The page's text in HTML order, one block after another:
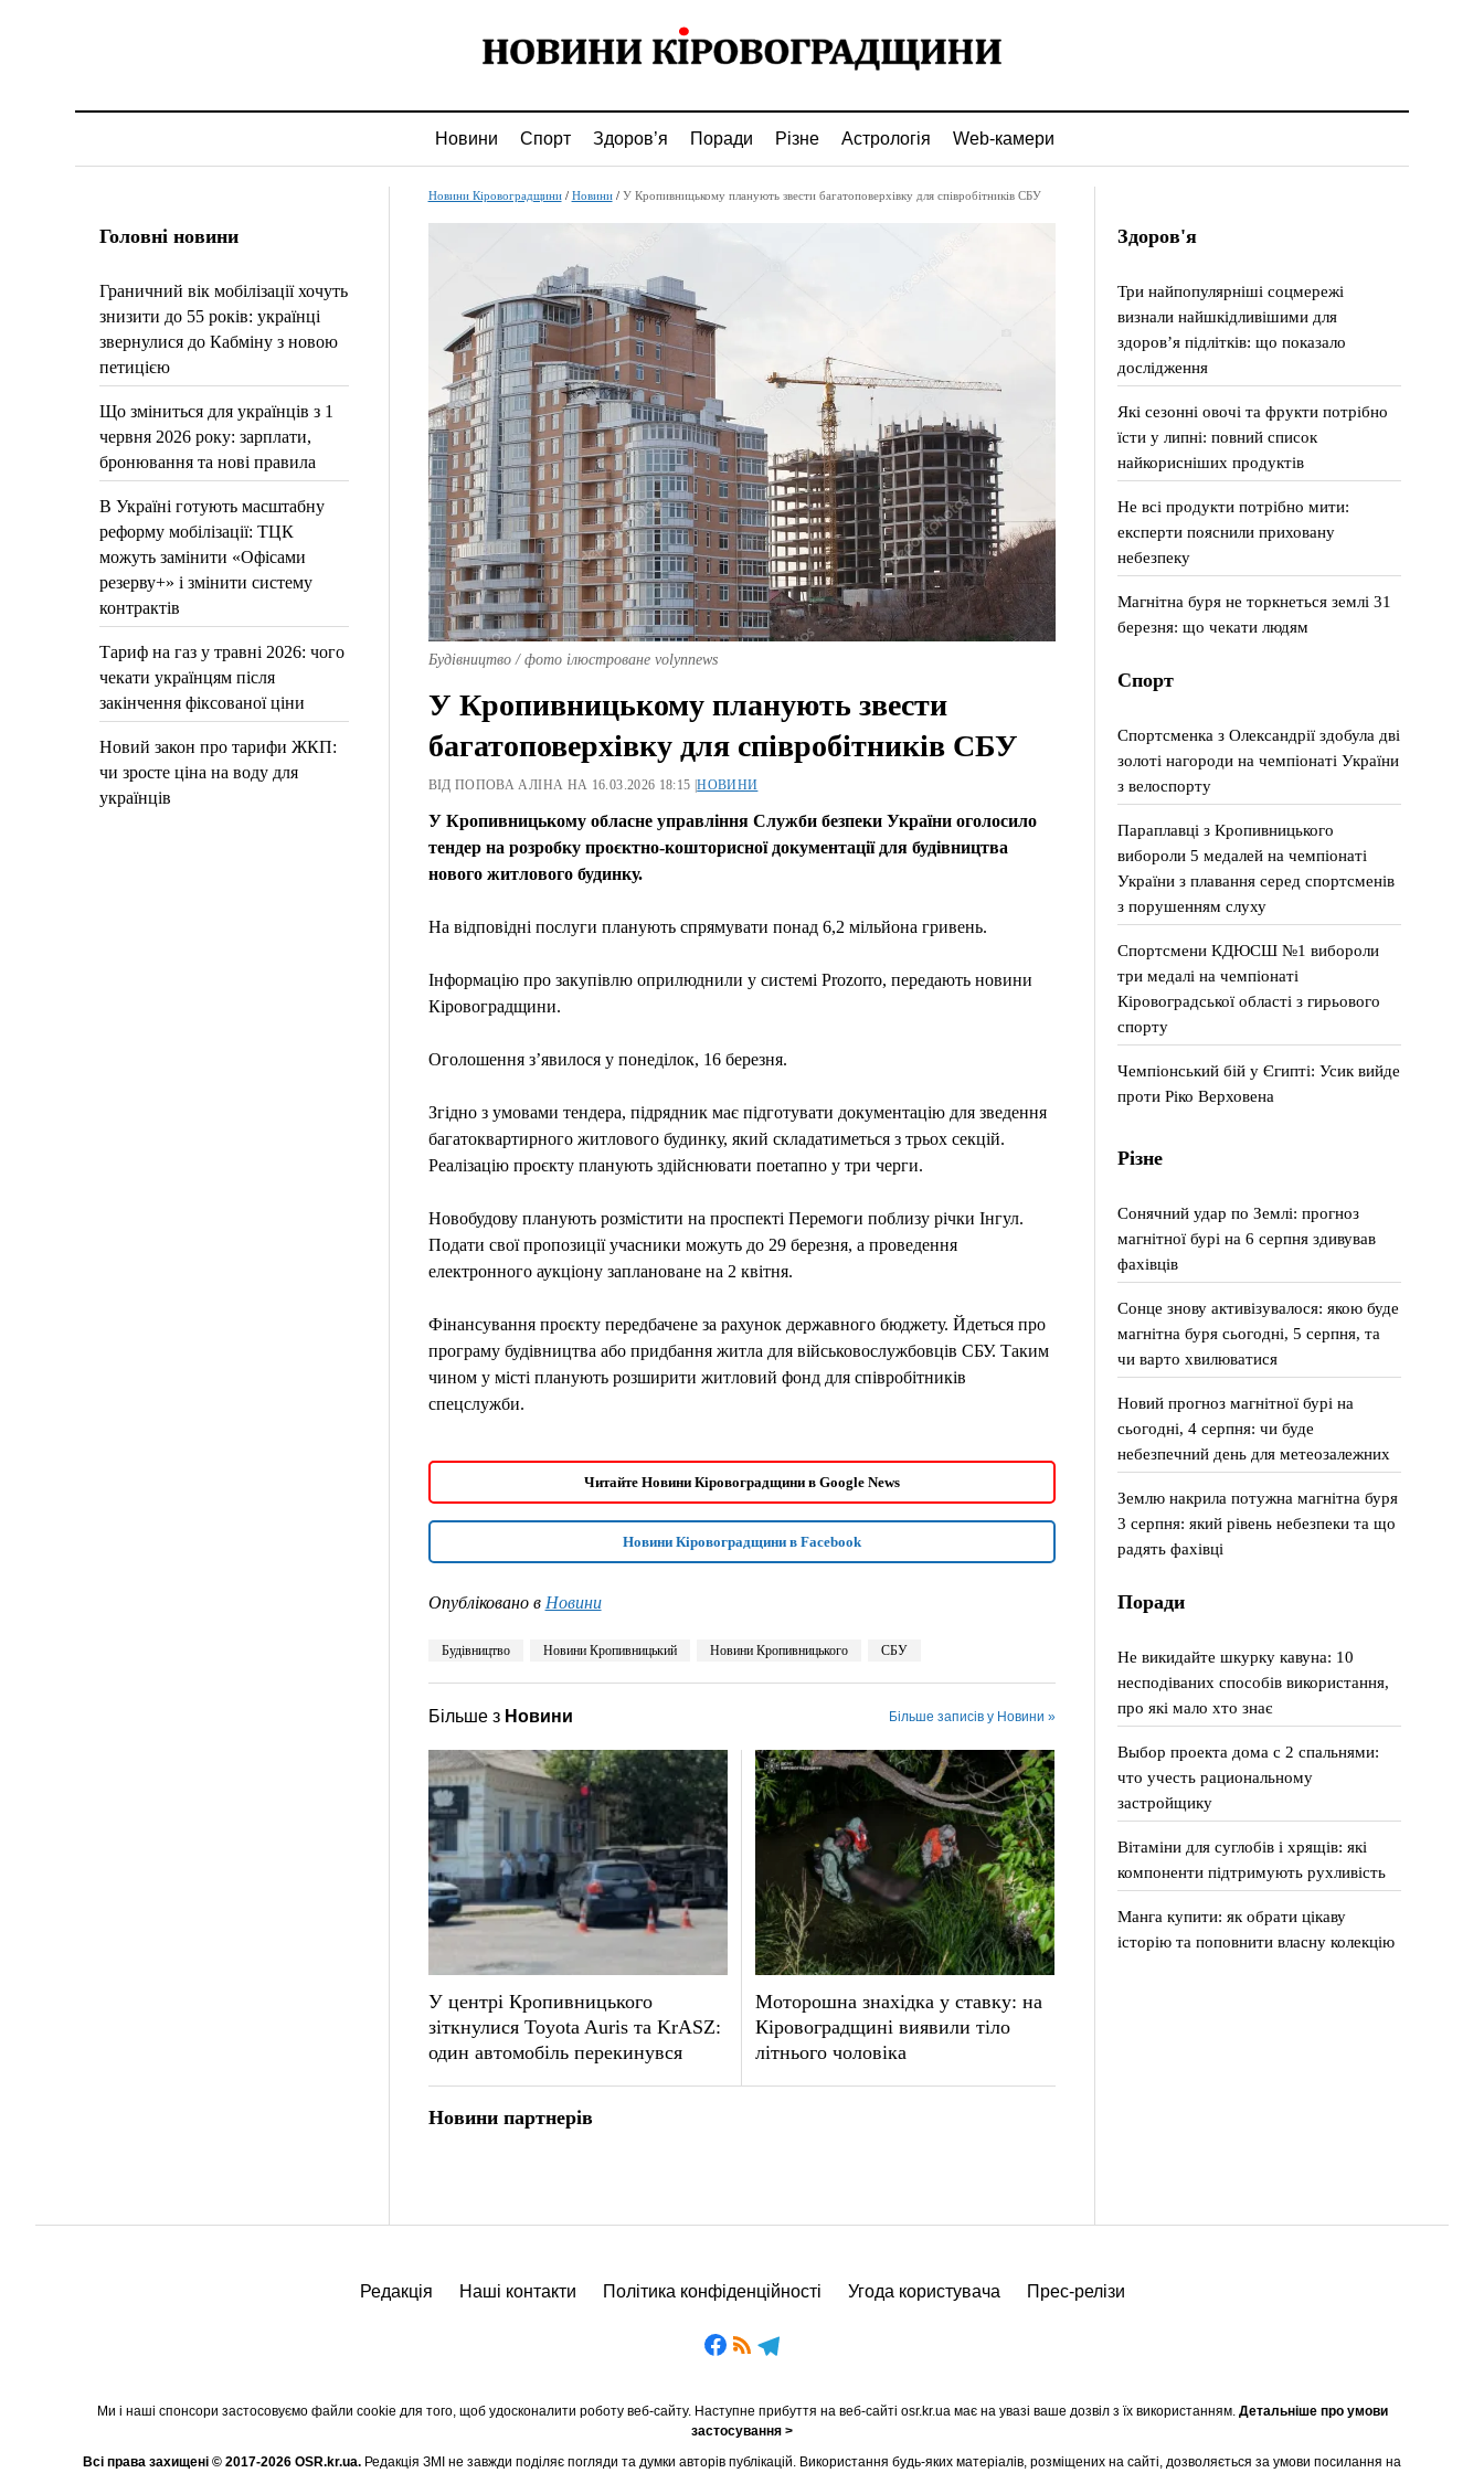
Новини Спорт Здоров’я Поради Різне Астрологія Web-камери
Головні новини
Граничний вік мобілізації хочуть
знизити до 55 років: українці
звернулися до Кабміну з новою
петицією
Що зміниться для українців з 1
червня 2026 року: зарплати,
бронювання та нові правила
В Україні готують масштабну
реформу мобілізації: ТЦК
можуть замінити «Офісами
резерву+» і змінити систему
контрактів
Тариф на газ у травні 2026: чого
чекати українцям після
закінчення фіксованої ціни
Новий закон про тарифи ЖКП:
чи зросте ціна на воду для
українців
Новини Кіровоградщини/ Новини/ У Кропивницькому планують звести багатоповерхівку для співробітників СБУ
Будівництво / фото ілюстроване volynnews
У Кропивницькому планують звести
багатоповерхівку для співробітників СБУ
ВІД ПОПОВА АЛІНА НА 16.03.2026 18:15 |НОВИНИ
У Кропивницькому обласне управління Служби безпеки України оголосило
тендер на розробку проєктно-кошторисної документації для будівництва
нового житлового будинку.
На відповідні послуги планують спрямувати понад 6,2 мільйона гривень.
Інформацію про закупівлю оприлюднили у системі Prozorro, передають новини
Кіровоградщини.
Оголошення з’явилося у понеділок, 16 березня.
Згідно з умовами тендера, підрядник має підготувати документацію для зведення
багатоквартирного житлового будинку, який складатиметься з трьох секцій.
Реалізацію проєкту планують здійснювати поетапно у три черги.
Новобудову планують розмістити на проспекті Перемоги поблизу річки Інгул.
Подати свої пропозиції учасники можуть до 29 березня, а проведення
електронного аукціону заплановане на 2 квітня.
Фінансування проєкту передбачене за рахунок державного бюджету. Йдеться про
програму будівництва або придбання житла для військовослужбовців СБУ. Таким
чином у місті планують розширити житловий фонд для співробітників
спецслужби.
Читайте Новини Кіровоградщини в Google News
Новини Кіровоградщини в Facebook
Опубліковано в Новини
Будівництво Новини Кропивницький Новини Кропивницького СБУ
Більше з Новини Більше записів у Новини »
У центрі Кропивницького
зіткнулися Toyota Auris та KrASZ:
один автомобіль перекинувся
Моторошна знахідка у ставку: на
Кіровоградщині виявили тіло
літнього чоловіка
Новини партнерів
Здоров'я
Три найпопулярніші соцмережі
визнали найшкідливішими для
здоров’я підлітків: що показало
дослідження
Які сезонні овочі та фрукти потрібно
їсти у липні: повний список
найкорисніших продуктів
Не всі продукти потрібно мити:
експерти пояснили приховану
небезпеку
Магнітна буря не торкнеться землі 31
березня: що чекати людям
Спорт
Спортсменка з Олександрії здобула дві
золоті нагороди на чемпіонаті України
з велоспорту
Параплавці з Кропивницького
вибороли 5 медалей на чемпіонаті
України з плавання серед спортсменів
з порушенням слуху
Спортсмени КДЮСШ №1 вибороли
три медалі на чемпіонаті
Кіровоградської області з гирьового
спорту
Чемпіонський бій у Єгипті: Усик вийде
проти Ріко Верховена
Різне
Сонячний удар по Землі: прогноз
магнітної бурі на 6 серпня здивував
фахівців
Сонце знову активізувалося: якою буде
магнітна буря сьогодні, 5 серпня, та
чи варто хвилюватися
Новий прогноз магнітної бурі на
сьогодні, 4 серпня: чи буде
небезпечний день для метеозалежних
Землю накрила потужна магнітна буря
3 серпня: який рівень небезпеки та що
радять фахівці
Поради
Не викидайте шкурку кавуна: 10
несподіваних способів використання,
про які мало хто знає
Выбор проекта дома с 2 спальнями:
что учесть рациональному
застройщику
Вітаміни для суглобів і хрящів: які
компоненти підтримують рухливість
Манга купити: як обрати цікаву
історію та поповнити власну колекцію
Редакція Наші контакти Політика конфіденційності Угода користувача Прес-релізи
Ми і наші спонсори застосовуємо файли cookie для того, щоб удосконалити роботу веб-сайту. Наступне прибуття на веб-сайті osr.kr.ua має на увазі ваше дозвіл з їх використанням. Детальніше про умови
застосування >
Всі права захищені © 2017-2026 OSR.kr.ua. Редакція ЗМІ не завжди поділяє погляди та думки авторів публікацій. Використання будь-яких матеріалів, розміщених на сайті, дозволяється за умови посилання на